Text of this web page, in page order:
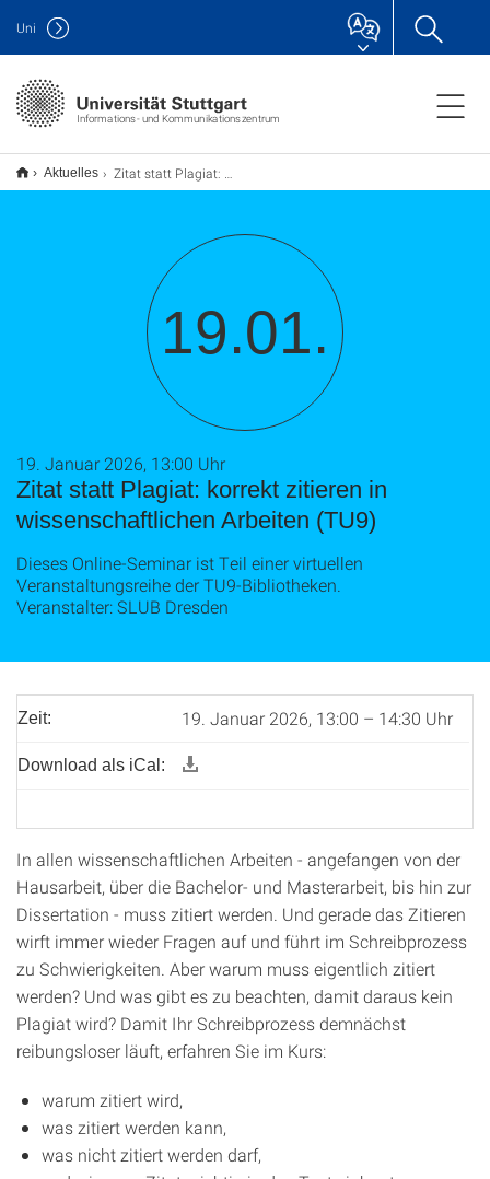
Informations- und Kommunikationszentrum
Uni
Aktuelles Zitat statt Plagiat: korrekt zitieren in wissenschaftlichen Arbeiten (TU9)
19.01.
Zitat statt Plagiat: korrekt zitieren in
wissenschaftlichen Arbeiten (TU9)
19. Januar 2026, 13:00 Uhr
Dieses Online-Seminar ist Teil einer virtuellen
Veranstaltungsreihe der TU9-Bibliotheken.
Veranstalter: SLUB Dresden
Zeit: 19. Januar 2026, 13:00 – 14:30 Uhr
Download als iCal:
In allen wissenschaftlichen Arbeiten - angefangen von der
Hausarbeit, über die Bachelor- und Masterarbeit, bis hin zur
Dissertation - muss zitiert werden. Und gerade das Zitieren
wirft immer wieder Fragen auf und führt im Schreibprozess
zu Schwierigkeiten. Aber warum muss eigentlich zitiert
werden? Und was gibt es zu beachten, damit daraus kein
Plagiat wird? Damit Ihr Schreibprozess demnächst
reibungsloser läuft, erfahren Sie im Kurs:
warum zitiert wird,
was zitiert werden kann,
was nicht zitiert werden darf,